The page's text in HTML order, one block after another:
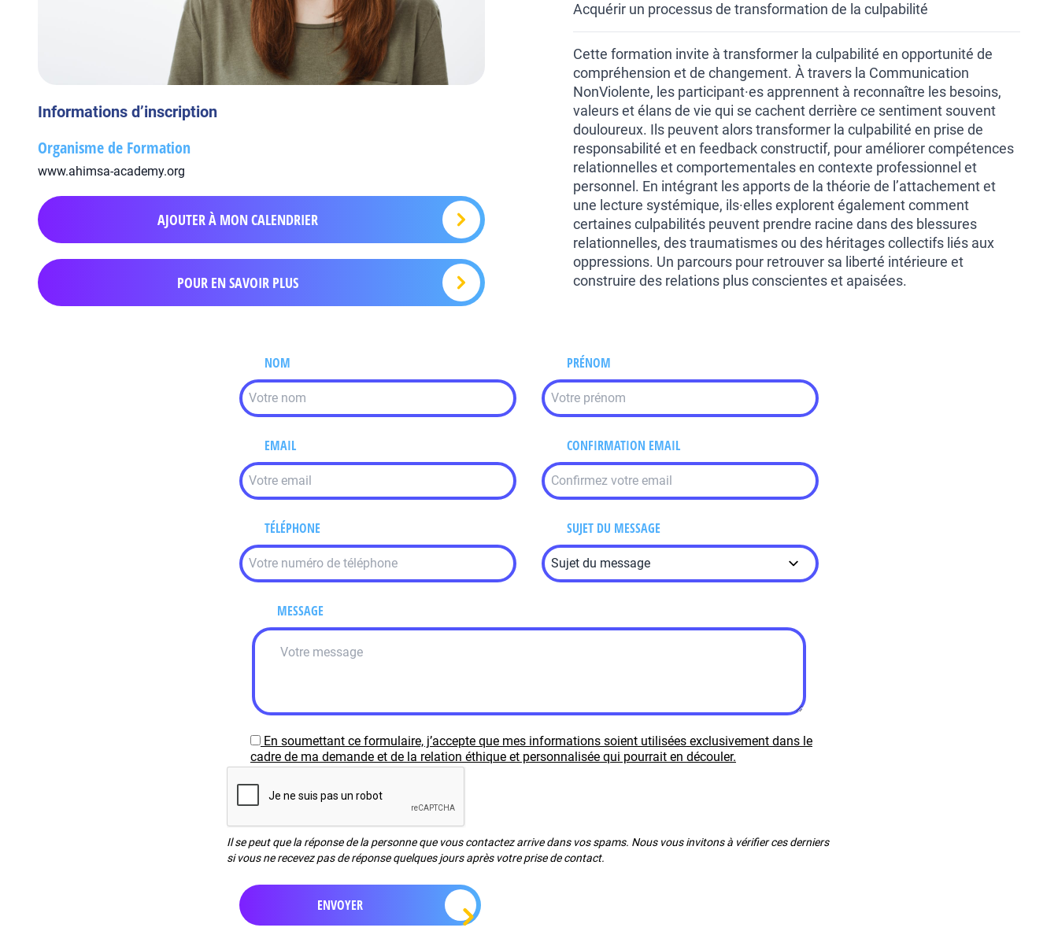
Informations d’inscription
Organisme de Formation
www.ahimsa-academy.org
AJOUTER À MON CALENDRIER
POUR EN SAVOIR PLUS
Acquérir un processus de transformation de la culpabilité
Cette formation invite à transformer la culpabilité en opportunité de
compréhension et de changement. À travers la Communication
NonViolente, les participant·es apprennent à reconnaître les besoins,
valeurs et élans de vie qui se cachent derrière ce sentiment souvent
douloureux. Ils peuvent alors transformer la culpabilité en prise de
responsabilité et en feedback constructif, pour améliorer compétences
relationnelles et comportementales en contexte professionnel et
personnel. En intégrant les apports de la théorie de l’attachement et
une lecture systémique, ils·elles explorent également comment
certaines culpabilités peuvent prendre racine dans des blessures
relationnelles, des traumatismes ou des héritages collectifs liés aux
oppressions. Un parcours pour retrouver sa liberté intérieure et
construire des relations plus conscientes et apaisées.
NOM PRÉNOM
EMAIL CONFIRMATION EMAIL
TÉLÉPHONE SUJET DU MESSAGE
MESSAGE
En soumettant ce formulaire, j’accepte que mes informations soient utilisées exclusivement dans le
cadre de ma demande et de la relation éthique et personnalisée qui pourrait en découler.
Il se peut que la réponse de la personne que vous contactez arrive dans vos spams. Nous vous invitons à vérifier ces derniers
si vous ne recevez pas de réponse quelques jours après votre prise de contact.